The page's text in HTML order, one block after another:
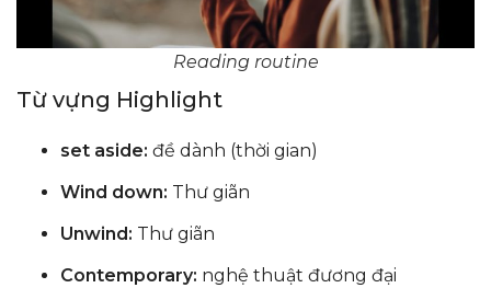
Reading routine
Từ vựng Highlight
set aside: đề dành (thời gian)
Wind down: Thư giãn
Unwind: Thư giãn
Contemporary: nghệ thuật đương đại